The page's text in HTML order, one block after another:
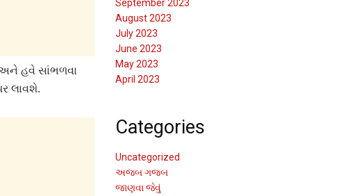
અને હવે સાંભળવા
લાવશે.
September 2023
August 2023
July 2023
June 2023
May 2023
April 2023
Categories
Uncategorized
અજબ ગજબ
જાણવા જેવું